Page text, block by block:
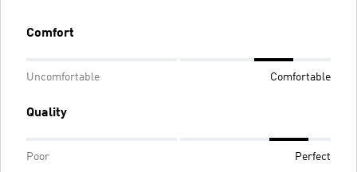
Comfort
Uncomfortable Comfortable
Quality
Poor Perfect